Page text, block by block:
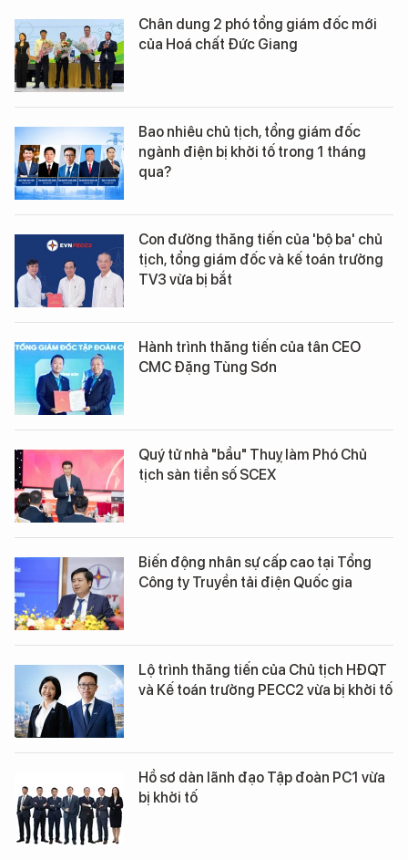
Chân dung 2 phó tổng giám đốc mới
của Hoá chất Đức Giang
Bao nhiêu chủ tịch, tổng giám đốc
ngành điện bị khởi tố trong 1 tháng
qua?
Con đường thăng tiến của 'bộ ba' chủ
tịch, tổng giám đốc và kế toán trưởng
TV3 vừa bị bắt
Hành trình thăng tiến của tân CEO
CMC Đặng Tùng Sơn
Quý tử nhà "bầu" Thuỵ làm Phó Chủ
tịch sàn tiền số SCEX
Biến động nhân sự cấp cao tại Tổng
Công ty Truyền tải điện Quốc gia
Lộ trình thăng tiến của Chủ tịch HĐQT
và Kế toán trưởng PECC2 vừa bị khởi tố
Hồ sơ dàn lãnh đạo Tập đoàn PC1 vừa
bị khởi tố